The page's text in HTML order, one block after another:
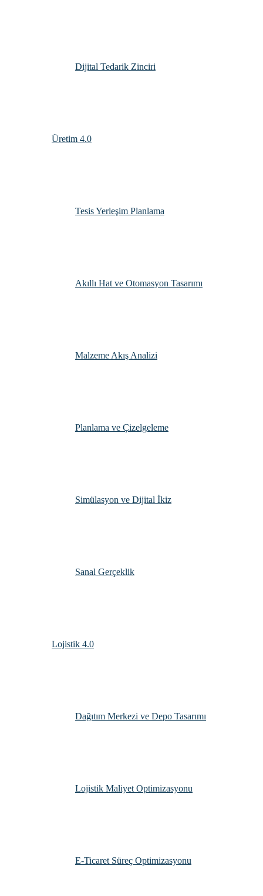
Dijital Tedarik Zinciri
Üretim 4.0
Tesis Yerleşim Planlama
Akıllı Hat ve Otomasyon Tasarımı
Malzeme Akış Analizi
Planlama ve Çizelgeleme
Simülasyon ve Dijital İkiz
Sanal Gerçeklik
Lojistik 4.0
Dağıtım Merkezi ve Depo Tasarımı
Lojistik Maliyet Optimizasyonu
E-Ticaret Süreç Optimizasyonu